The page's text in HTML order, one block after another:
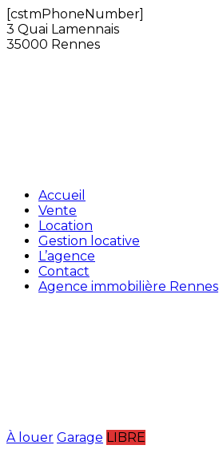
[cstmPhoneNumber]
3 Quai Lamennais
35000 Rennes
Accueil
Vente
Location
Gestion locative
L’agence
Contact
Agence immobilière Rennes
À louer Garage LIBRE